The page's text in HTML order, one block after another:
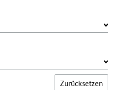
Zurücksetzen